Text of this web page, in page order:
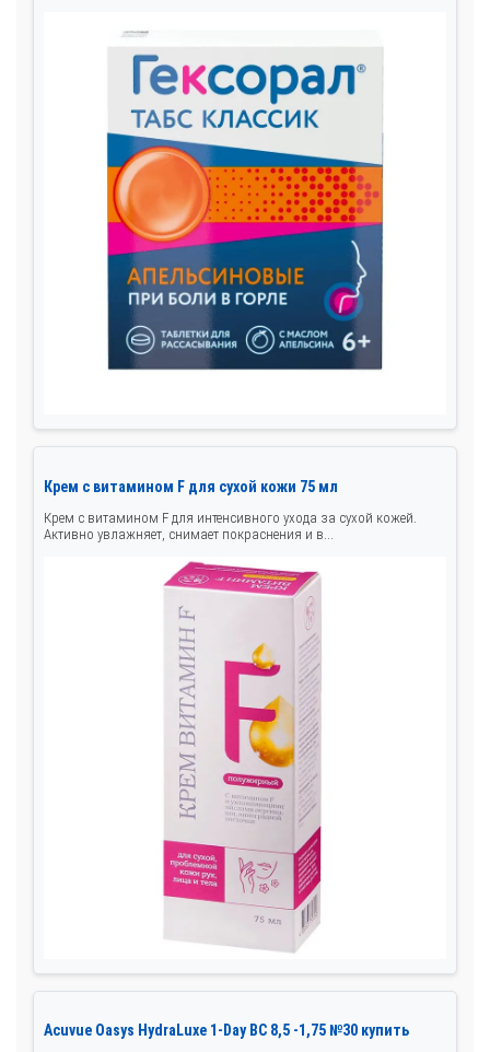
Крем с витамином F для сухой кожи 75 мл
Крем с витамином F для интенсивного ухода за сухой кожей.
Активно увлажняет, снимает покраснения и в...
Acuvue Oasys HydraLuxe 1-Day BC 8,5 -1,75 №30 купить